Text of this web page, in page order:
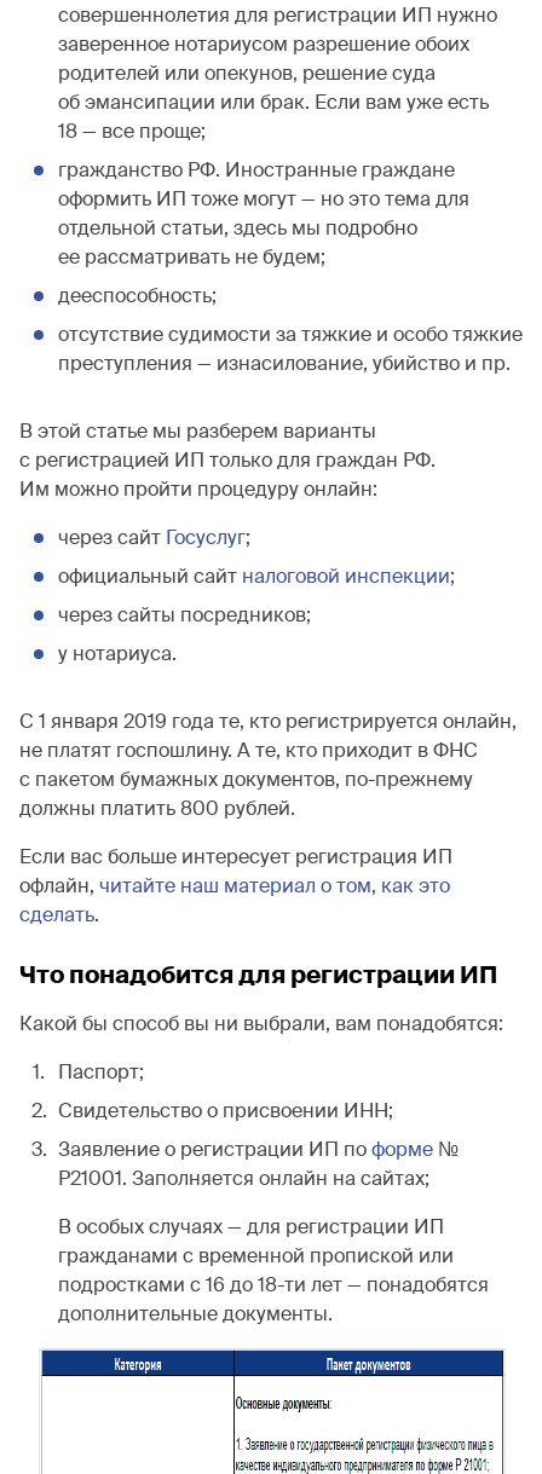
совершеннолетия для регистрации ИП нужно
заверенное нотариусом разрешение обоих
родителей или опекунов, решение суда
об эмансипации или брак. Если вам уже есть
18 — все проще;
гражданство РФ. Иностранные граждане
оформить ИП тоже могут — но это тема для
отдельной статьи, здесь мы подробно
ее рассматривать не будем;
дееспособность;
отсутствие судимости за тяжкие и особо тяжкие
преступления — изнасилование, убийство и пр.
В этой статье мы разберем варианты
с регистрацией ИП только для граждан РФ.
Им можно пройти процедуру онлайн:
через сайт Госуслуг;
официальный сайт налоговой инспекции;
через сайты посредников;
у нотариуса.
С 1 января 2019 года те, кто регистрируется онлайн,
не платят госпошлину. А те, кто приходит в ФНС
с пакетом бумажных документов, по-прежнему
должны платить 800 рублей.
Если вас больше интересует регистрация ИП
офлайн, читайте наш материал о том, как это
сделать.
Что понадобится для регистрации ИП
Какой бы способ вы ни выбрали, вам понадобятся:
Паспорт;
Свидетельство о присвоении ИНН;
Заявление о регистрации ИП поформе №
Р21001. Заполняется онлайн на сайтах;
В особых случаях — для регистрации ИП
гражданами с временной пропиской или
подростками с 16 до 18-ти лет — понадобятся
дополнительные документы.